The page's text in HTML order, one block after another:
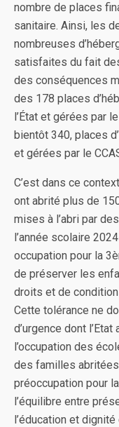
nombre de places
sanitaire. Ainsi, les
nombreuses
satisfaites du fait
des conséquences
des 178 places
l’État et gérées par
bientôt 340, places
et gérées par le
C’est dans ce
ont abrité plus de
mises à l’abri par
l’année scolaire
occupation pour la
de préserver les
droits et de
Cette tolérance ne
d’urgence dont l’Etat
l’occupation des
des familles
préoccupation pour
l’équilibre entre
l’éducation et